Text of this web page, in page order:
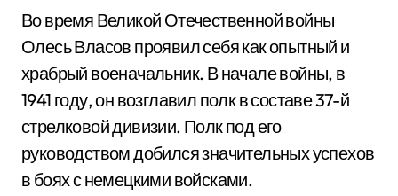
Во время Великой Отечественной войны
Олесь Власов проявил себя как опытный и
храбрый военачальник. В начале войны, в
1941 году, он возглавил полк в составе 37-й
стрелковой дивизии. Полк под его
руководством добился значительных успехов
в боях с немецкими войсками.